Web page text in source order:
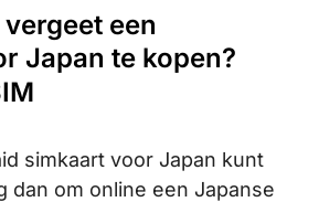
een
Japan te kopen?
simkaart voor Japan kunt
dan om online een Japanse